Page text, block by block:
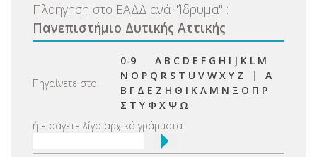
Πλοήγηση στο ΕΑΔΔ ανά "Ίδρυμα" :
Πανεπιστήμιο Δυτικής Αττικής
Πηγαίνετε στο:
0-9 | A B C D E F G H I J K L M
N O P Q R S T U V W X Y Z | Α
Β Γ Δ Ε Ζ Η Θ Ι Κ Λ Μ Ν Ξ Ο Π Ρ
Σ Τ Υ Φ Χ Ψ Ω
ή εισάγετε λίγα αρχικά γράμματα: